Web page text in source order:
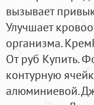
вызывает
Улучшает
организма.
От руб Купить.
контурную
алюминиевой.